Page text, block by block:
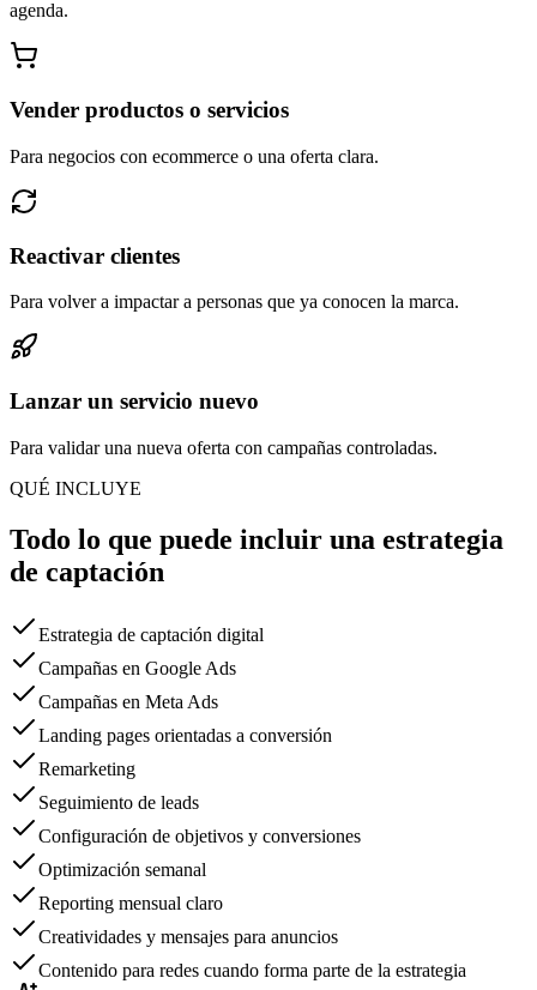
agenda.
Vender productos o servicios
Para negocios con ecommerce o una oferta clara.
Reactivar clientes
Para volver a impactar a personas que ya conocen la marca.
Lanzar un servicio nuevo
Para validar una nueva oferta con campañas controladas.
QUÉ INCLUYE
Todo lo que puede incluir una estrategia
de captación
Estrategia de captación digital
Campañas en Google Ads
Campañas en Meta Ads
Landing pages orientadas a conversión
Remarketing
Seguimiento de leads
Configuración de objetivos y conversiones
Optimización semanal
Reporting mensual claro
Creatividades y mensajes para anuncios
Contenido para redes cuando forma parte de la estrategia